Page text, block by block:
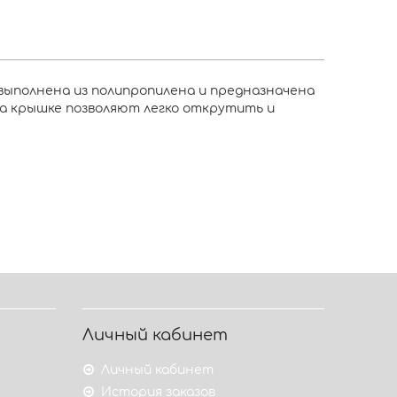
из полипропилена и предназначена
крышке позволяют легко открутить и
Личный кабинет
Личный кабинет
История заказов